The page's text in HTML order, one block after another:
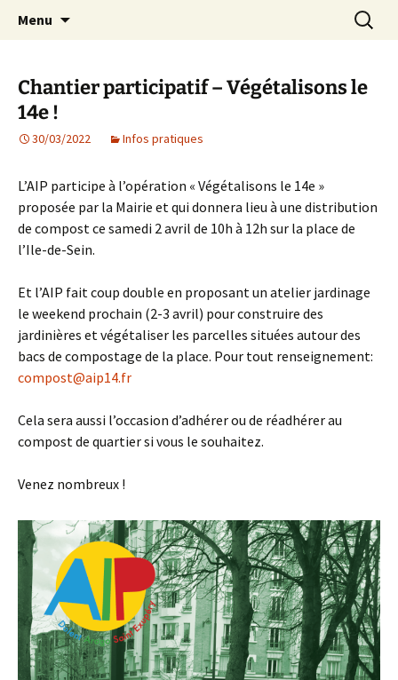
AIP Paris 14 – Association
Indépendante des Parents
d'élèves depuis 1981
Agit – s'Investit – Participe au service des
enfants du secteur scolaire Dolent-Arago-
Menu
Chantier participatif – Végétalisons le
14e !
30/03/2022 Infos pratiques
L’AIP participe à l’opération « Végétalisons le 14e »
proposée par la Mairie et qui donnera lieu à une distribution
de compost ce samedi 2 avril de 10h à 12h sur la place de
l’Ile-de-Sein.
Et l’AIP fait coup double en proposant un atelier jardinage
le weekend prochain (2-3 avril) pour construire des
jardinières et végétaliser les parcelles situées autour des
bacs de compostage de la place. Pour tout renseignement:
compost@aip14.fr
Cela sera aussi l’occasion d’adhérer ou de réadhérer au
compost de quartier si vous le souhaitez.
Venez nombreux !